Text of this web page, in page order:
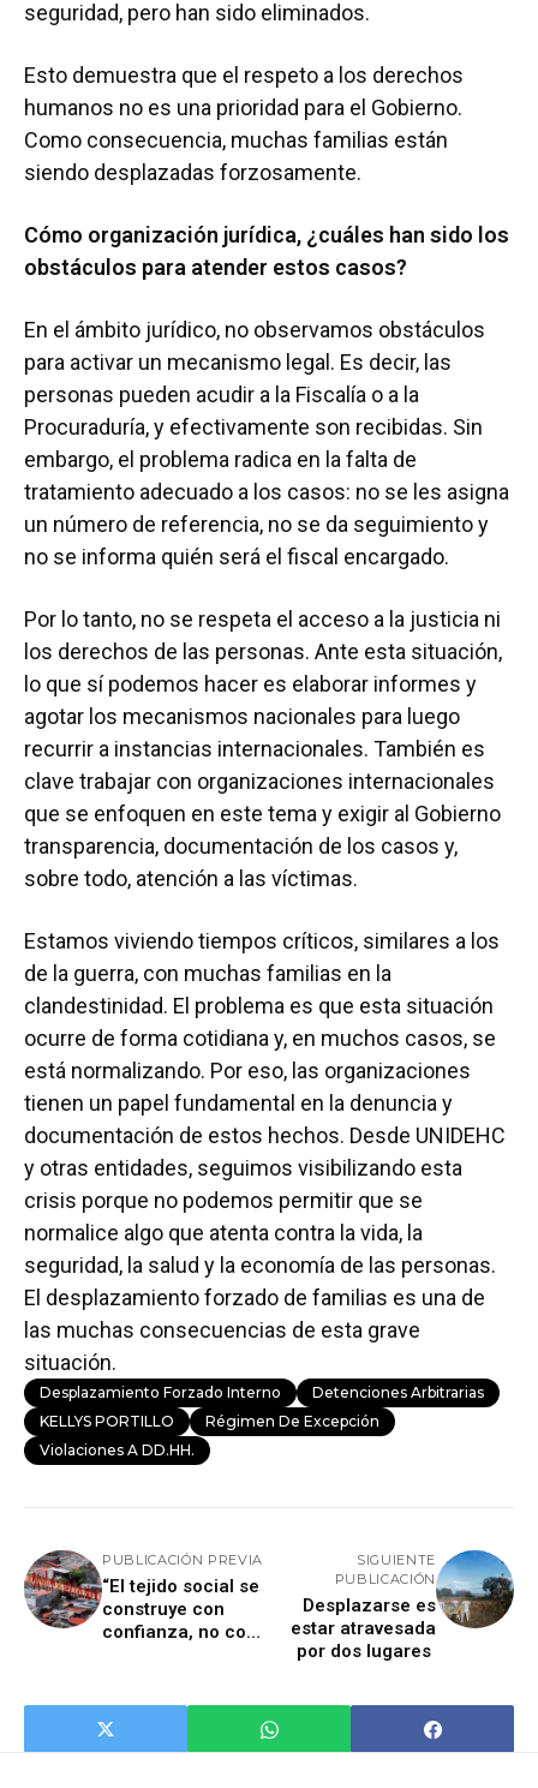
seguridad, pero han sido eliminados.
Esto demuestra que el respeto a los derechos
humanos no es una prioridad para el Gobierno.
Como consecuencia, muchas familias están
siendo desplazadas forzosamente.
Cómo organización jurídica, ¿cuáles han sido los
obstáculos para atender estos casos?
En el ámbito jurídico, no observamos obstáculos
para activar un mecanismo legal. Es decir, las
personas pueden acudir a la Fiscalía o a la
Procuraduría, y efectivamente son recibidas. Sin
embargo, el problema radica en la falta de
tratamiento adecuado a los casos: no se les asigna
un número de referencia, no se da seguimiento y
no se informa quién será el fiscal encargado.
Por lo tanto, no se respeta el acceso a la justicia ni
los derechos de las personas. Ante esta situación,
lo que sí podemos hacer es elaborar informes y
agotar los mecanismos nacionales para luego
recurrir a instancias internacionales. También es
clave trabajar con organizaciones internacionales
que se enfoquen en este tema y exigir al Gobierno
transparencia, documentación de los casos y,
sobre todo, atención a las víctimas.
Estamos viviendo tiempos críticos, similares a los
de la guerra, con muchas familias en la
clandestinidad. El problema es que esta situación
ocurre de forma cotidiana y, en muchos casos, se
está normalizando. Por eso, las organizaciones
tienen un papel fundamental en la denuncia y
documentación de estos hechos. Desde UNIDEHC
y otras entidades, seguimos visibilizando esta
crisis porque no podemos permitir que se
normalice algo que atenta contra la vida, la
seguridad, la salud y la economía de las personas.
El desplazamiento forzado de familias es una de
las muchas consecuencias de esta grave
situación.
Desplazamiento Forzado Interno
Detenciones Arbitrarias
KELLYS PORTILLO
Régimen De Excepción
Violaciones A DD.HH.
PUBLICACIÓN PREVIA
“El tejido social se
construye con
confianza, no con
SIGUIENTE
PUBLICACIÓN
Desplazarse es
estar atravesada
por dos lugares